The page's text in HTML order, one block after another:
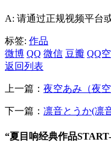
A: 请通过正规视频平台
标签: 作品
微博 QQ 微信 豆瓣 QQ
返回列表
上一篇： 夜空あみ（夜
下一篇： 凛音とうか(凛
“夏目响经典作品